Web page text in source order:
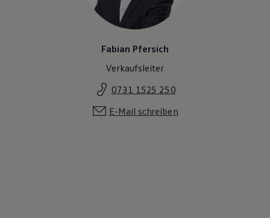
Fabian Pfersich
Verkaufsleiter
0731 1525 250
E-Mail schreiben